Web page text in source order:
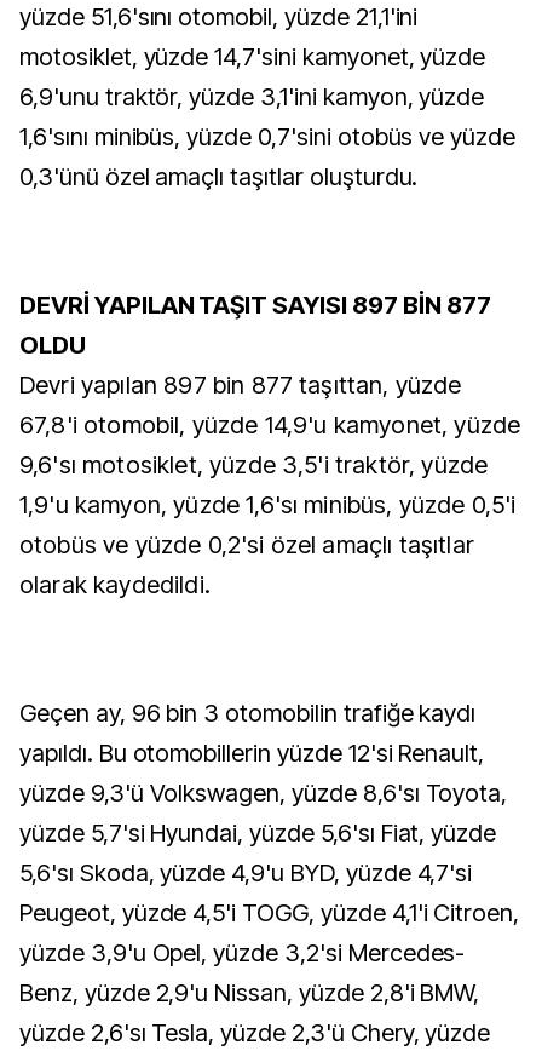
yüzde 51,6'sını otomobil, yüzde 21,1'ini
motosiklet, yüzde 14,7'sini kamyonet, yüzde
6,9'unu traktör, yüzde 3,1'ini kamyon, yüzde
1,6'sını minibüs, yüzde 0,7'sini otobüs ve yüzde
0,3'ünü özel amaçlı taşıtlar oluşturdu.
DEVRİ YAPILAN TAŞIT SAYISI 897 BİN 877
OLDU
Devri yapılan 897 bin 877 taşıttan, yüzde
67,8'i otomobil, yüzde 14,9'u kamyonet, yüzde
9,6'sı motosiklet, yüzde 3,5'i traktör, yüzde
1,9'u kamyon, yüzde 1,6'sı minibüs, yüzde 0,5'i
otobüs ve yüzde 0,2'si özel amaçlı taşıtlar
olarak kaydedildi.
Geçen ay, 96 bin 3 otomobilin trafiğe kaydı
yapıldı. Bu otomobillerin yüzde 12'si Renault,
yüzde 9,3'ü Volkswagen, yüzde 8,6'sı Toyota,
yüzde 5,7'si Hyundai, yüzde 5,6'sı Fiat, yüzde
5,6'sı Skoda, yüzde 4,9'u BYD, yüzde 4,7'si
Peugeot, yüzde 4,5'i TOGG, yüzde 4,1'i Citroen,
yüzde 3,9'u Opel, yüzde 3,2'si Mercedes-
Benz, yüzde 2,9'u Nissan, yüzde 2,8'i BMW,
yüzde 2,6'sı Tesla, yüzde 2,3'ü Chery, yüzde